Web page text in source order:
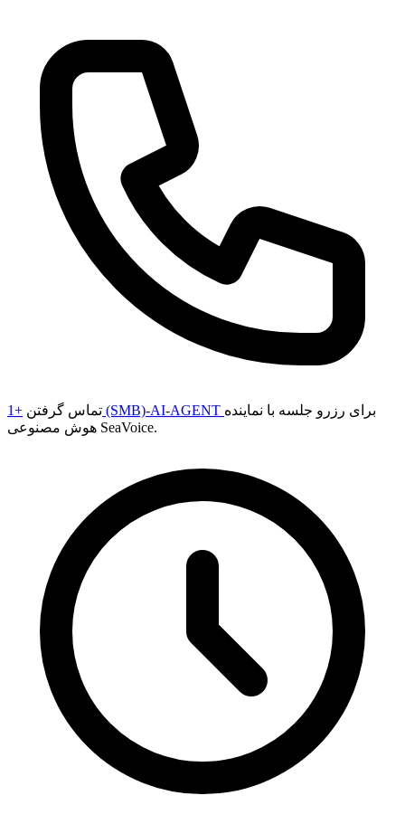
تماس گرفتن +1 (SMB)-AI-AGENT برای رزرو جلسه با نماینده
هوش مصنوعی SeaVoice.